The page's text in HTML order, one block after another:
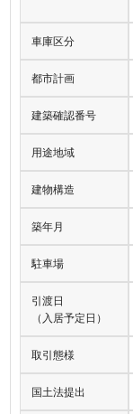
車庫区分
都市計画
建築確認番号
用途地域
建物構造
築年月
駐車場
引渡日
（入居予定日）
取引態様
国土法提出